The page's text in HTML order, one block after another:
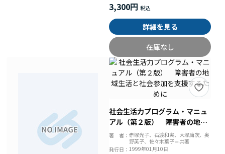
3,300円
詳細を見る
在庫なし
社会生活力プログラム・マニュ
アル（第２版） 障害者の地域
生活と社会参加を支援するため
著 者： 赤塚光子、石渡和実、大塚庸次、奥
野英子、佐々木葉子＝共著
発行日： 1999年01月10日